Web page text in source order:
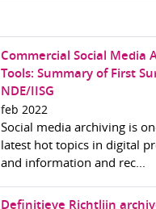
Commercial Social Media
Tools: Summary of First
NDE/IISG
feb 2022
Social media archiving is
latest hot topics in digital
and information and rec...
Definitieve Richtlijn